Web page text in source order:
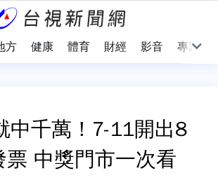
方 健康 體育 財經 影音 專題
中千萬！7-11開出8
票 中獎門市一次看